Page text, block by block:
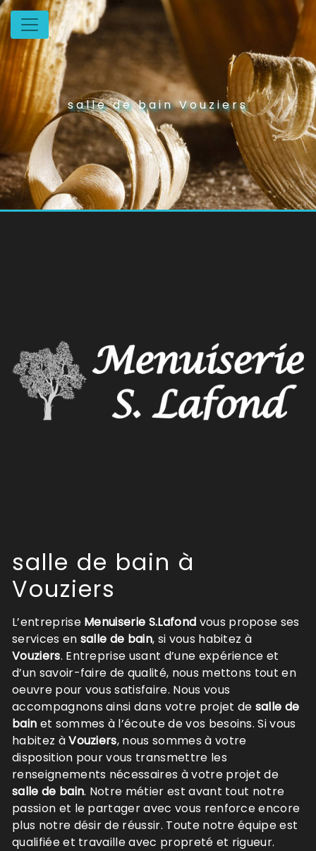
Panneau de gestion des cookies
salle de bain Vouziers
salle de bain à
Vouziers
L’entreprise Menuiserie S.Lafond vous propose ses
services en salle de bain, si vous habitez à
Vouziers. Entreprise usant d’une expérience et
d’un savoir-faire de qualité, nous mettons tout en
oeuvre pour vous satisfaire. Nous vous
accompagnons ainsi dans votre projet de salle de
bain et sommes à l’écoute de vos besoins. Si vous
habitez àVouziers, nous sommes à votre
disposition pour vous transmettre les
renseignements nécessaires à votre projet de
salle de bain. Notre métier est avant tout notre
passion et le partager avec vous renforce encore
plus notre désir de réussir. Toute notre équipe est
qualifiée et travaille avec propreté et rigueur.